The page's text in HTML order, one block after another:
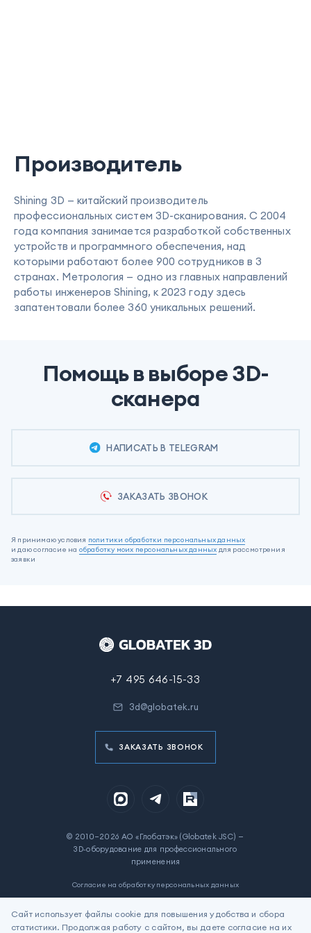
Производитель
Shining 3D — китайский производитель
профессиональных систем 3D-сканирования. С 2004
года компания занимается разработкой собственных
устройств и программного обеспечения, над
которыми работают более 900 сотрудников в 3
странах. Метрология — одно из главных направлений
работы инженеров Shining, к 2023 году здесь
запатентовали более 360 уникальных решений.
Помощь в выборе 3D-
сканера
НАПИСАТЬ В TELEGRAM
ЗАКАЗАТЬ ЗВОНОК
Я принимаю условия политики обработки персональных данных
и даю согласие на обработку моих персональных данных для рассмотрения
заявки
+7 495 646-15-33
3d@globatek.ru
ЗАКАЗАТЬ ЗВОНОК
© 2010–2026 АО «Глобатэк» (Globatek JSC) —
3D‑оборудование для профессионального
применения
Согласие на обработку персональных данных
Цены на сайте указаны для ознакомления. Не является
Сайт использует файлы cookie для повышения удобства и сбора
статистики. Продолжая работу с сайтом, вы даете согласие на их